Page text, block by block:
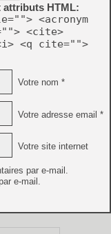
attributs HTML:
<acronym
<cite>
<q cite="">
Votre nom *
Votre adresse email *
Votre site internet
par e-mail.
e-mail.